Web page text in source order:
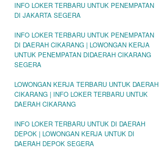
INFO LOKER TERBARU UNTUK PENEMPATAN
DI JAKARTA SEGERA
INFO LOKER TERBARU UNTUK PENEMPATAN
DI DAERAH CIKARANG | LOWONGAN KERJA
UNTUK PENEMPATAN DIDAERAH CIKARANG
SEGERA
LOWONGAN KERJA TERBARU UNTUK DAERAH
CIKARANG | INFO LOKER TERBARU UNTUK
DAERAH CIKARANG
INFO LOKER TERBARU UNTUK DI DAERAH
DEPOK | LOWONGAN KERJA UNTUK DI
DAERAH DEPOK SEGERA